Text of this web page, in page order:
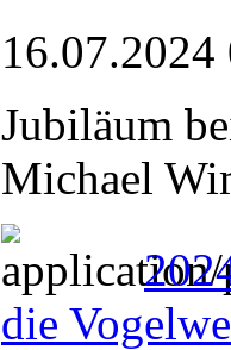
16.07.2024
Jubiläum
Michael
die